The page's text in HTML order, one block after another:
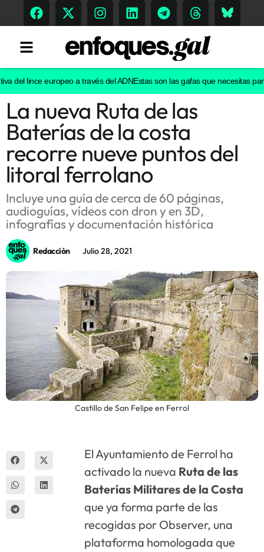
Tendencias
Memoria Histórica
Gastronomía
Escenarios
Sostenibilidad
lince europeo a través del ADNEstas son las gafas que necesitas para
La nueva Ruta de las
Baterías de la costa
recorre nueve puntos del
litoral ferrolano
Incluye una guía de cerca de 60 páginas,
audioguías, vídeos con dron y en 3D,
infografías y documentación histórica
Redacción Julio 28, 2021
Castillo de San Felipe en Ferrol
El Ayuntamiento de Ferrol ha
activado la nueva Ruta de las
Baterías Militares de la Costa
que ya forma parte de las
recogidas por Observer, una
plataforma homologada que